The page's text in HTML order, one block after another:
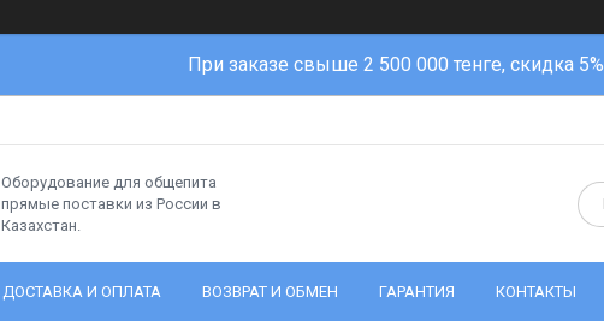
При заказе свыше 2 500 000 тенге, скидка 5%
Оборудование для общепита
прямые поставки из России в
Казахстан.
ДОСТАВКА И ОПЛАТА ВОЗВРАТ И ОБМЕН ГАРАНТИЯ КОНТАКТЫ